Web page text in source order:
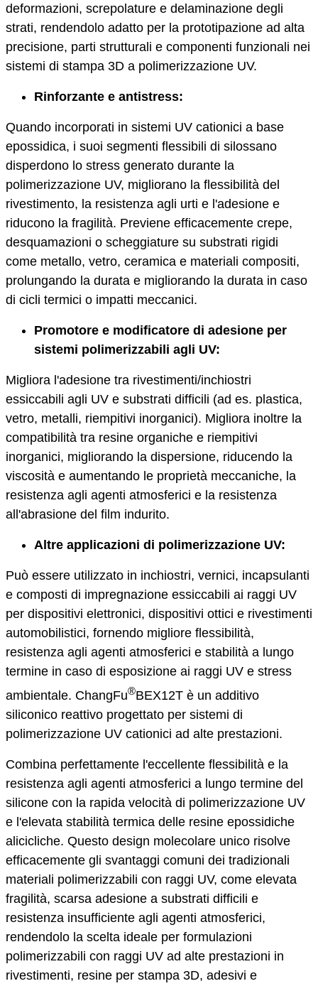
deformazioni, screpolature e delaminazione degli
strati, rendendolo adatto per la prototipazione ad alta
precisione, parti strutturali e componenti funzionali nei
sistemi di stampa 3D a polimerizzazione UV.
Rinforzante e antistress:
Quando incorporati in sistemi UV cationici a base
epossidica, i suoi segmenti flessibili di silossano
disperdono lo stress generato durante la
polimerizzazione UV, migliorano la flessibilità del
rivestimento, la resistenza agli urti e l'adesione e
riducono la fragilità. Previene efficacemente crepe,
desquamazioni o scheggiature su substrati rigidi
come metallo, vetro, ceramica e materiali compositi,
prolungando la durata e migliorando la durata in caso
di cicli termici o impatti meccanici.
Promotore e modificatore di adesione per
sistemi polimerizzabili agli UV:
Migliora l'adesione tra rivestimenti/inchiostri
essiccabili agli UV e substrati difficili (ad es. plastica,
vetro, metalli, riempitivi inorganici). Migliora inoltre la
compatibilità tra resine organiche e riempitivi
inorganici, migliorando la dispersione, riducendo la
viscosità e aumentando le proprietà meccaniche, la
resistenza agli agenti atmosferici e la resistenza
all'abrasione del film indurito.
Altre applicazioni di polimerizzazione UV:
Può essere utilizzato in inchiostri, vernici, incapsulanti
e composti di impregnazione essiccabili ai raggi UV
per dispositivi elettronici, dispositivi ottici e rivestimenti
automobilistici, fornendo migliore flessibilità,
resistenza agli agenti atmosferici e stabilità a lungo
termine in caso di esposizione ai raggi UV e stress
ambientale. ChangFu®BEX12T è un additivo
siliconico reattivo progettato per sistemi di
polimerizzazione UV cationici ad alte prestazioni.
Combina perfettamente l'eccellente flessibilità e la
resistenza agli agenti atmosferici a lungo termine del
silicone con la rapida velocità di polimerizzazione UV
e l'elevata stabilità termica delle resine epossidiche
alicicliche. Questo design molecolare unico risolve
efficacemente gli svantaggi comuni dei tradizionali
materiali polimerizzabili con raggi UV, come elevata
fragilità, scarsa adesione a substrati difficili e
resistenza insufficiente agli agenti atmosferici,
rendendolo la scelta ideale per formulazioni
polimerizzabili con raggi UV ad alte prestazioni in
rivestimenti, resine per stampa 3D, adesivi e